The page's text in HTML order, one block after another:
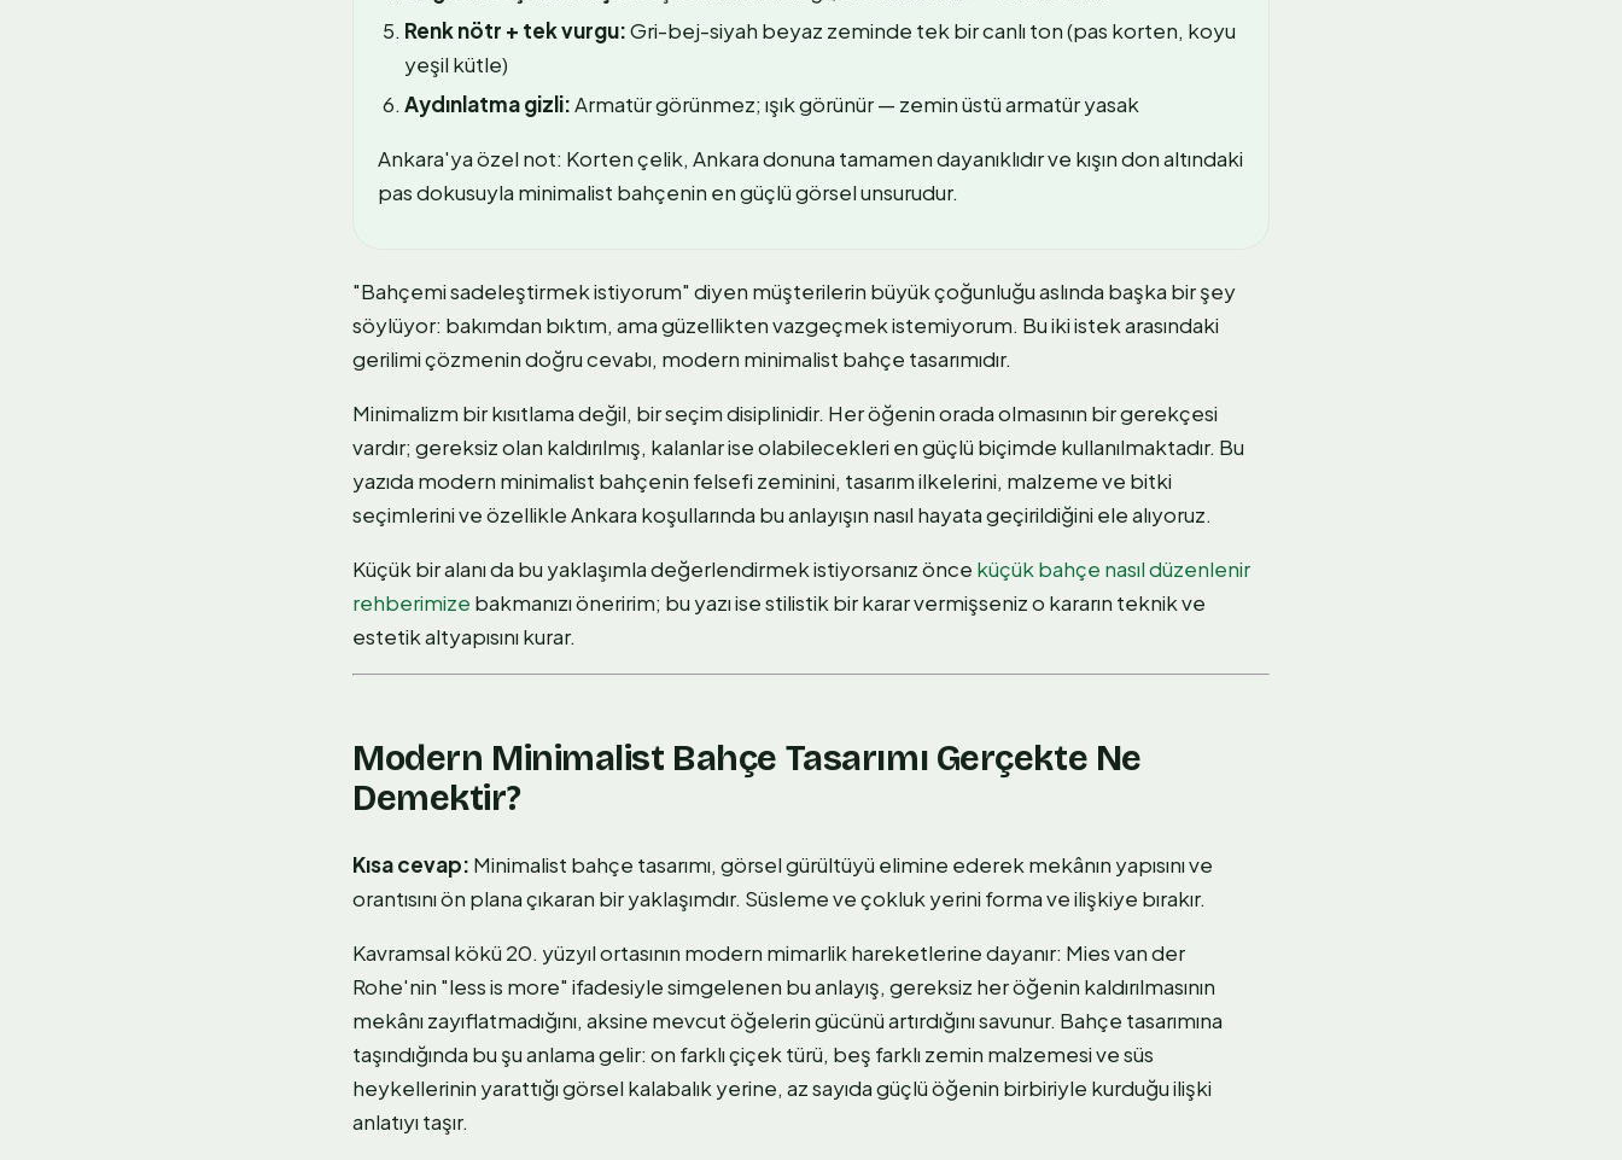
Renk nötr + tek vurgu:Gri-bej-siyah beyaz zeminde tek bir canlı ton (pas korten, koyu
yeşil kütle)
Aydınlatma gizli:Armatür görünmez; ışık görünür — zemin üstü armatür yasak
Ankara'ya özel not: Korten çelik, Ankara donuna tamamen dayanıklıdır ve kışın don altındaki
pas dokusuyla minimalist bahçenin en güçlü görsel unsurudur.
"Bahçemi sadeleştirmek istiyorum" diyen müşterilerin büyük çoğunluğu aslında başka bir şey
söylüyor: bakımdan bıktım, ama güzellikten vazgeçmek istemiyorum. Bu iki istek arasındaki
gerilimi çözmenin doğru cevabı, modern minimalist bahçe tasarımıdır.
Minimalizm bir kısıtlama değil, bir seçim disiplinidir. Her öğenin orada olmasının bir gerekçesi
vardır; gereksiz olan kaldırılmış, kalanlar ise olabilecekleri en güçlü biçimde kullanılmaktadır. Bu
yazıda modern minimalist bahçenin felsefi zeminini, tasarım ilkelerini, malzeme ve bitki
seçimlerini ve özellikle Ankara koşullarında bu anlayışın nasıl hayata geçirildiğini ele alıyoruz.
Küçük bir alanı da bu yaklaşımla değerlendirmek istiyorsanız önce küçük bahçe nasıl düzenlenir
rehberimize bakmanızı öneririm; bu yazı ise stilistik bir karar vermişseniz o kararın teknik ve
estetik altyapısını kurar.
Modern Minimalist Bahçe Tasarımı Gerçekte Ne
Demektir?
Kısa cevap: Minimalist bahçe tasarımı, görsel gürültüyü elimine ederek mekânın yapısını ve
orantısını ön plana çıkaran bir yaklaşımdır. Süsleme ve çokluk yerini forma ve ilişkiye bırakır.
Kavramsal kökü 20. yüzyıl ortasının modern mimarlik hareketlerine dayanır: Mies van der
Rohe'nin "less is more" ifadesiyle simgelenen bu anlayış, gereksiz her öğenin kaldırılmasının
mekânı zayıflatmadığını, aksine mevcut öğelerin gücünü artırdığını savunur. Bahçe tasarımına
taşındığında bu şu anlama gelir: on farklı çiçek türü, beş farklı zemin malzemesi ve süs
heykellerinin yarattığı görsel kalabalık yerine, az sayıda güçlü öğenin birbiriyle kurduğu ilişki
anlatıyı taşır.